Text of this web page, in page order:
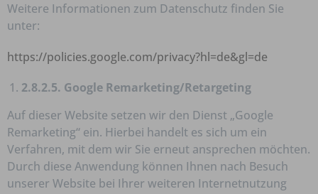
Weitere Informationen zum Datenschutz finden Sie
unter:
https://policies.google.com/privacy?hl=de&gl=de
2.8.2.5. Google Remarketing/Retargeting
Auf dieser Website setzen wir den Dienst „Google
Remarketing“ ein. Hierbei handelt es sich um ein
Verfahren, mit dem wir Sie erneut ansprechen möchten.
Durch diese Anwendung können Ihnen nach Besuch
unserer Website bei Ihrer weiteren Internetnutzung